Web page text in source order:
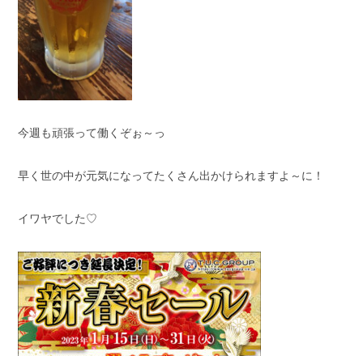
今週も頑張って働くぞぉ～っ
早く世の中が元気になってたくさん出かけられますよ～に！
イワヤでした♡